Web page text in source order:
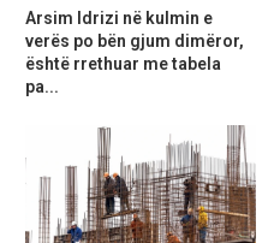
Arsim Idrizi në kulmin e
verës po bën gjum dimëror,
është rrethuar me tabela
pa...